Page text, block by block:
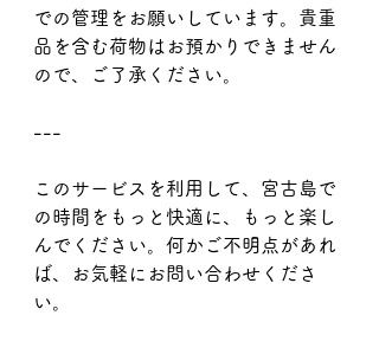
での管理をお願いしています。貴重
品を含む荷物はお預かりできません
ので、ご了承ください。
---
このサービスを利用して、宮古島で
の時間をもっと快適に、もっと楽し
んでください。何かご不明点があれ
ば、お気軽にお問い合わせくださ
い。